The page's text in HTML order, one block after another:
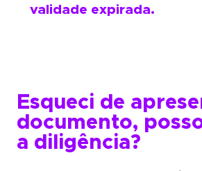
validade expirada.
Esqueci de
documento,
a diligência?